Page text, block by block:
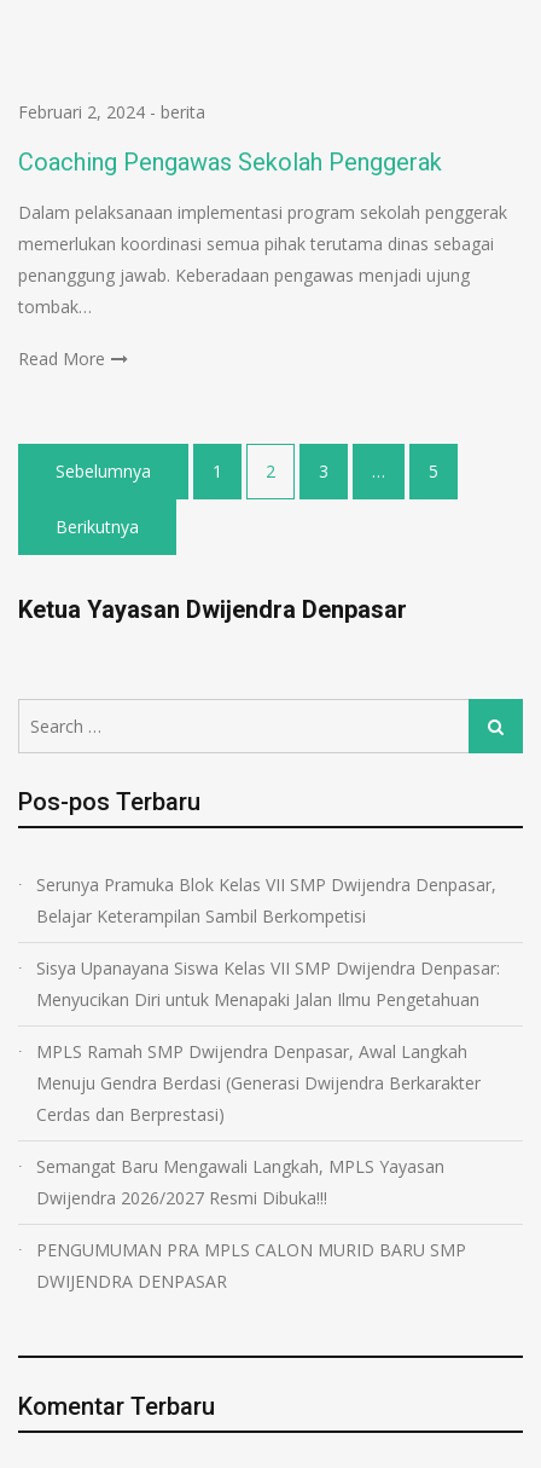
Februari 2, 2024 - berita
Coaching Pengawas Sekolah Penggerak
Dalam pelaksanaan implementasi program sekolah penggerak
memerlukan koordinasi semua pihak terutama dinas sebagai
penanggung jawab. Keberadaan pengawas menjadi ujung
tombak…
Read More
Sebelumnya 1 2 3 … 5
Berikutnya
Ketua Yayasan Dwijendra Denpasar
Pos-pos Terbaru
Serunya Pramuka Blok Kelas VII SMP Dwijendra Denpasar,
Belajar Keterampilan Sambil Berkompetisi
Sisya Upanayana Siswa Kelas VII SMP Dwijendra Denpasar:
Menyucikan Diri untuk Menapaki Jalan Ilmu Pengetahuan
MPLS Ramah SMP Dwijendra Denpasar, Awal Langkah
Menuju Gendra Berdasi (Generasi Dwijendra Berkarakter
Cerdas dan Berprestasi)
Semangat Baru Mengawali Langkah, MPLS Yayasan
Dwijendra 2026/2027 Resmi Dibuka!!!
PENGUMUMAN PRA MPLS CALON MURID BARU SMP
DWIJENDRA DENPASAR
Komentar Terbaru